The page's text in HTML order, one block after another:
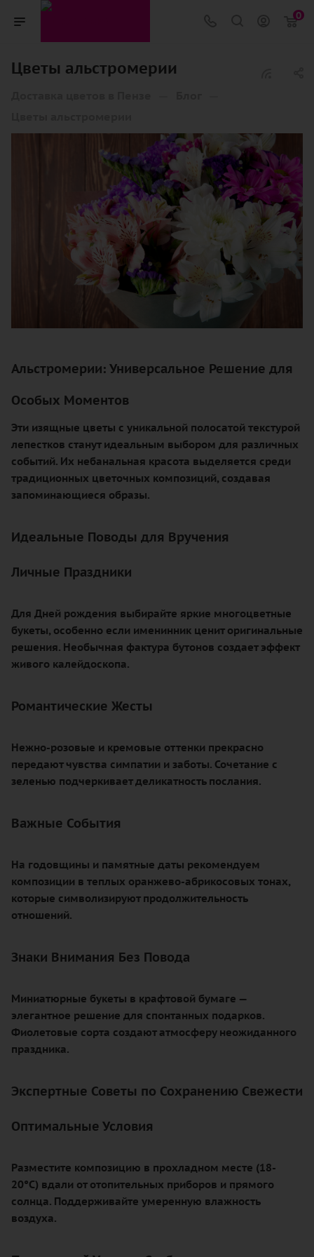
0
Цветы альстромерии
Альстромерии: Универсальное Решение для
Особых Моментов
Эти изящные цветы с уникальной полосатой текстурой
лепестков станут идеальным выбором для различных
событий. Их небанальная красота выделяется среди
традиционных цветочных композиций, создавая
запоминающиеся образы.
Идеальные Поводы для Вручения
Личные Праздники
Для Дней рождения выбирайте яркие многоцветные
букеты, особенно если именинник ценит оригинальные
решения. Необычная фактура бутонов создает эффект
живого калейдоскопа.
Романтические Жесты
Нежно-розовые и кремовые оттенки прекрасно
передают чувства симпатии и заботы. Сочетание с
зеленью подчеркивает деликатность послания.
Важные События
На годовщины и памятные даты рекомендуем
композиции в теплых оранжево-абрикосовых тонах,
которые символизируют продолжительность
отношений.
Знаки Внимания Без Повода
Миниатюрные букеты в крафтовой бумаге —
элегантное решение для спонтанных подарков.
Фиолетовые сорта создают атмосферу неожиданного
праздника.
Экспертные Советы по Сохранению Свежести
Оптимальные Условия
Разместите композицию в прохладном месте (18-
20°C) вдали от отопительных приборов и прямого
солнца. Поддерживайте умеренную влажность
воздуха.